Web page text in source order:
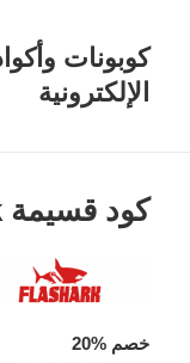
كوبونات
الإلكترونية
كود قسيمة Flashark
خصم %20